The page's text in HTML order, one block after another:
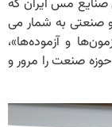
مس ایران که
صنعتی به شمار می
و آزموده‌ها»،
صنعت را مرور و